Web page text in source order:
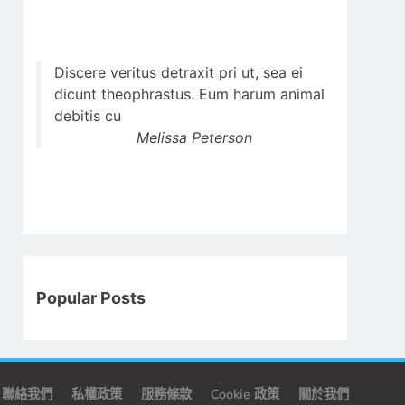
Discere veritus detraxit pri ut, sea ei
dicunt theophrastus. Eum harum animal
debitis cu
Melissa Peterson
Popular Posts
聯絡我們 私權政策 服務條款 Cookie 政策 關於我們